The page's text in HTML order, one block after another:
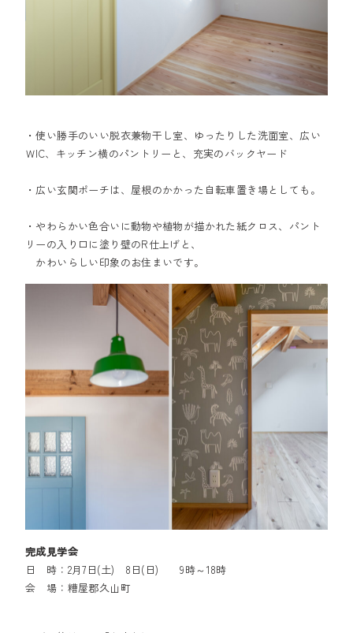
・使い勝手のいい脱衣兼物干し室、ゆったりした洗面室、広い
ＷIC、キッチン横のパントリーと、充実のバックヤード
・広い玄関ポーチは、屋根のかかった自転車置き場としても。
・やわらかい色合いに動物や植物が描かれた紙クロス、パント
リーの入り口に塗り壁のR仕上げと、
かわいらしい印象のお住まいです。
完成見学会
日 時：2月7日(土) 8日(日) 9時～18時
会 場：糟屋郡久山町